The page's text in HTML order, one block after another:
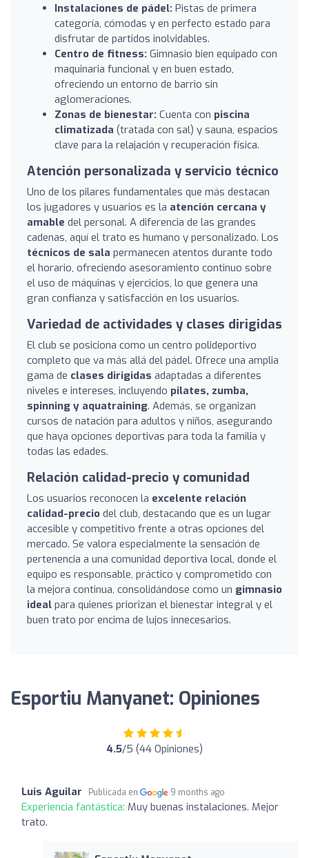
Instalaciones de pádel: Pistas de primera
categoría, cómodas y en perfecto estado para
disfrutar de partidos inolvidables.
Centro de fitness: Gimnasio bien equipado con
maquinaria funcional y en buen estado,
ofreciendo un entorno de barrio sin
aglomeraciones.
Zonas de bienestar: Cuenta con piscina
climatizada (tratada con sal) y sauna, espacios
clave para la relajación y recuperación física.
Atención personalizada y servicio técnico
Uno de los pilares fundamentales que más destacan
los jugadores y usuarios es la atención cercana y
amable del personal. A diferencia de las grandes
cadenas, aquí el trato es humano y personalizado. Los
técnicos de sala permanecen atentos durante todo
el horario, ofreciendo asesoramiento continuo sobre
el uso de máquinas y ejercicios, lo que genera una
gran confianza y satisfacción en los usuarios.
Variedad de actividades y clases dirigidas
El club se posiciona como un centro polideportivo
completo que va más allá del pádel. Ofrece una amplia
gama de clases dirigidas adaptadas a diferentes
niveles e intereses, incluyendo pilates, zumba,
spinning y aquatraining. Además, se organizan
cursos de natación para adultos y niños, asegurando
que haya opciones deportivas para toda la familia y
todas las edades.
Relación calidad-precio y comunidad
Los usuarios reconocen la excelente relación
calidad-precio del club, destacando que es un lugar
accesible y competitivo frente a otras opciones del
mercado. Se valora especialmente la sensación de
pertenencia a una comunidad deportiva local, donde el
equipo es responsable, práctico y comprometido con
la mejora continua, consolidándose como un gimnasio
ideal para quienes priorizan el bienestar integral y el
buen trato por encima de lujos innecesarios.
Esportiu Manyanet: Opiniones
4.5/5 (44 Opiniones)
Luis Aguilar Publicada en 9 months ago
Experiencia fantástica: Muy buenas instalaciones. Mejor
trato.